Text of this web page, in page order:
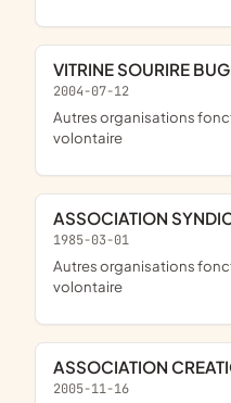
VITRINE SOURIRE
2004-07-12
Autres organisations fonctionnant par adhésion
volontaire
ASSOCIATION
1985-03-01
Autres organisations fonctionnant par adhésion
volontaire
ASSOCIATION
2005-11-16